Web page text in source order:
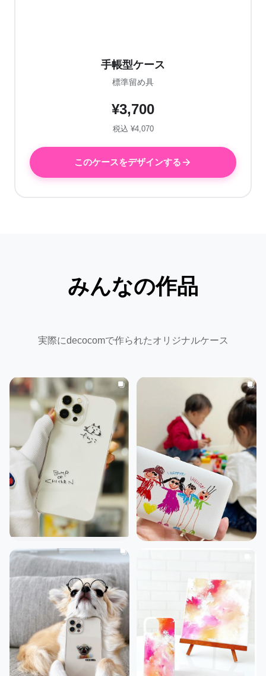
手帳型ケース
標準留め具
¥3,700
税込 ¥4,070
このケースをデザインする
みんなの作品
実際にdecocomで作られたオリジナルケース